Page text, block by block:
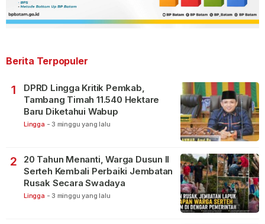
Berita Terpopuler
1
DPRD Lingga Kritik Pemkab,
Tambang Timah 11.540 Hektare
Baru Diketahui Wabup
Lingga - 3 minggu yang lalu
2
20 Tahun Menanti, Warga Dusun II
Serteh Kembali Perbaiki Jembatan
Rusak Secara Swadaya
Lingga - 3 minggu yang lalu